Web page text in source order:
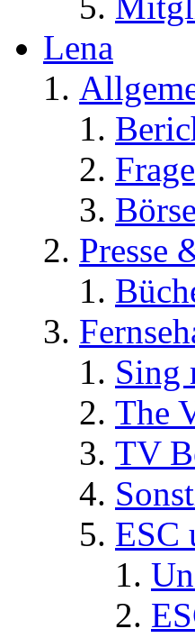
Lena
Börse
Presse
Sing
The
TV
ESC